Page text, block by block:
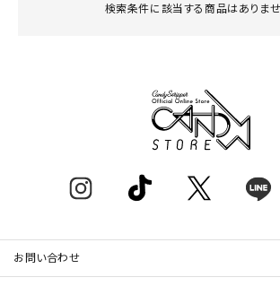
検索条件に該当する商品はありませ
お問い合わせ